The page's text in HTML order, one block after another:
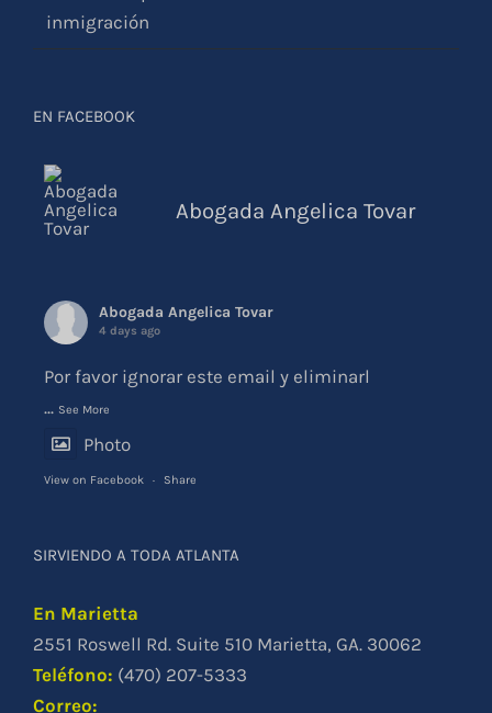
inmigración
EN FACEBOOK
Abogada Angelica Tovar
Abogada Angelica Tovar
4 days ago
Por favor ignorar este email y eliminarl
... See More
Photo
View on Facebook · Share
SIRVIENDO A TODA ATLANTA
En Marietta
2551 Roswell Rd. Suite 510 Marietta, GA. 30062
Teléfono: (470) 207-5333
Correo: